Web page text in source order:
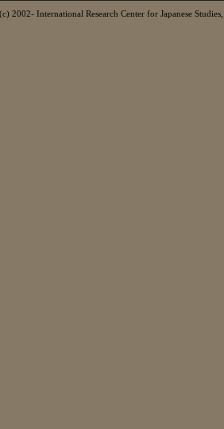
2002- International Research Center for Japanese